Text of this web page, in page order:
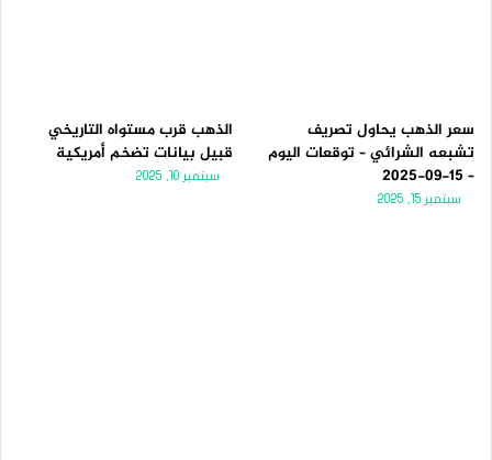
سعر الذهب يحاول تصريف
تشبعه الشرائي – توقعات اليوم
– 15-09-2025
سبتمبر 15, 2025
الذهب قرب مستواه التاريخي
قبيل بيانات تضخم أمريكية
سبتمبر 10, 2025